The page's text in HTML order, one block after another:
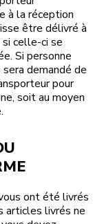
à la réception
être délivré à
celle-ci se
Si personne
demandé de
pour
soit au moyen
ont été livrés
articles livrés ne